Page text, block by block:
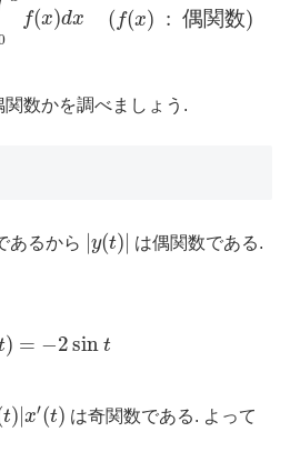
f(x)dx ( f(x) : 偶関数)
数かを調べましょう.
あるから |y(t)
| (t)| は偶関数である.
) = −2sin t
′( 2sin
t) |x′(t)
(t)|x (t) は奇関数である. よって